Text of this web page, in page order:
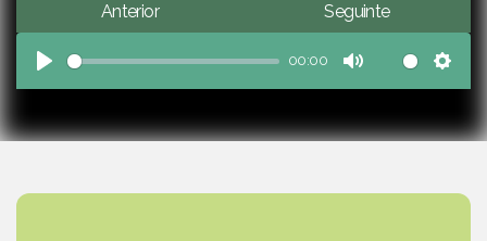
Anterior Seguinte
Play
00:00
Mute